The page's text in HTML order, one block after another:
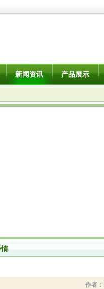
新闻资讯 产品展示
作者：